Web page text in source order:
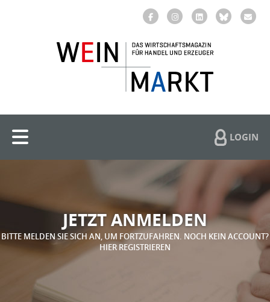
LOGIN
JETZT ANMELDEN
BITTE MELDEN SIE SICH AN, UM FORTZUFAHREN. NOCH KEIN ACCOUNT?
HIER REGISTRIEREN